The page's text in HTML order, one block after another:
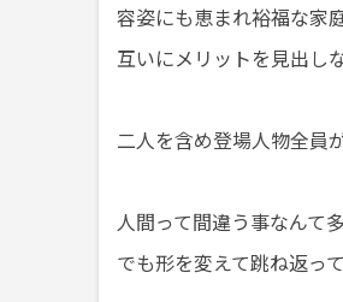
容姿にも恵まれ裕福な家
互いにメリットを見出し
二人を含め登場人物全員
人間って間違う事なんて
でも形を変えて跳ね返っ